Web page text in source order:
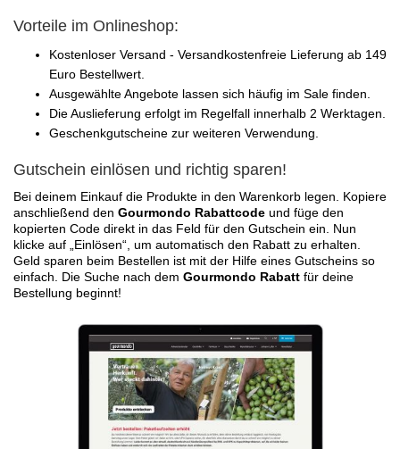
Vorteile im Onlineshop:
Kostenloser Versand - Versandkostenfreie Lieferung ab 149
Euro Bestellwert.
Ausgewählte Angebote lassen sich häufig im Sale finden.
Die Auslieferung erfolgt im Regelfall innerhalb 2 Werktagen.
Geschenkgutscheine zur weiteren Verwendung.
Gutschein einlösen und richtig sparen!
Bei deinem Einkauf die Produkte in den Warenkorb legen. Kopiere
anschließend den Gourmondo Rabattcode und füge den
kopierten Code direkt in das Feld für den Gutschein ein. Nun
klicke auf „Einlösen“, um automatisch den Rabatt zu erhalten.
Geld sparen beim Bestellen ist mit der Hilfe eines Gutscheins so
einfach. Die Suche nach dem Gourmondo Rabatt für deine
Bestellung beginnt!